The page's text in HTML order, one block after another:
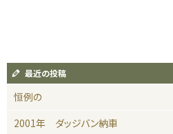
最近の投稿
恒例の
2001年 ダッジバン納車